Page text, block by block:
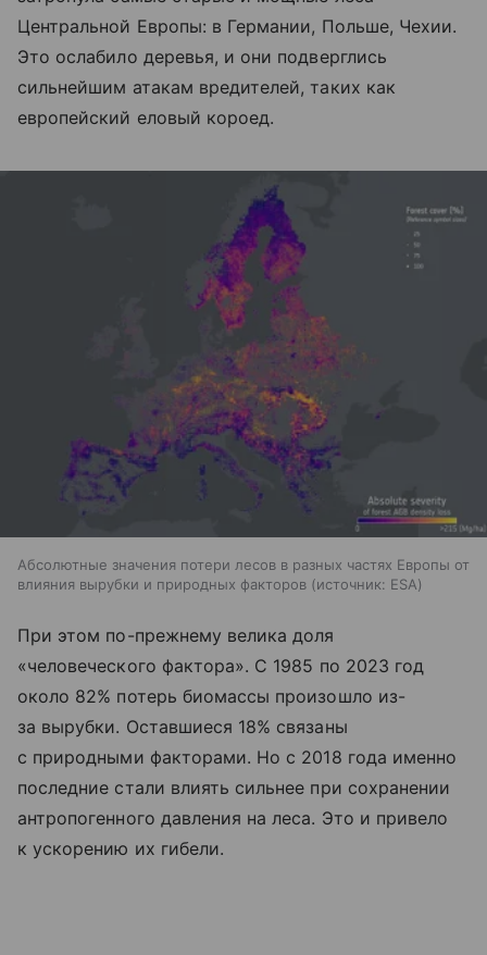
Центральной Европы: в Германии, Польше, Чехии.
Это ослабило деревья, и они подверглись
сильнейшим атакам вредителей, таких как
европейский еловый короед.
Абсолютные значения потери лесов в разных частях Европы от
влияния вырубки и природных факторов
источник: ESA
При этом по-прежнему велика доля
«человеческого фактора». С 1985 по 2023 год
около 82% потерь биомассы произошло из-
за вырубки. Оставшиеся 18% связаны
с природными факторами. Но с 2018 года именно
последние стали влиять сильнее при сохранении
антропогенного давления на леса. Это и привело
к ускорению их гибели.